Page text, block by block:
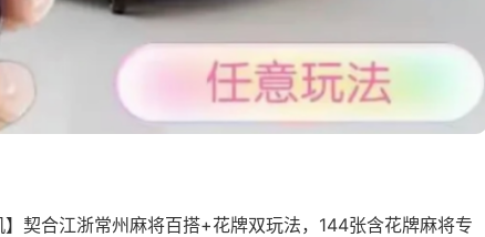
】契合江浙常州麻将百搭+花牌双玩法，144张含花牌麻将专